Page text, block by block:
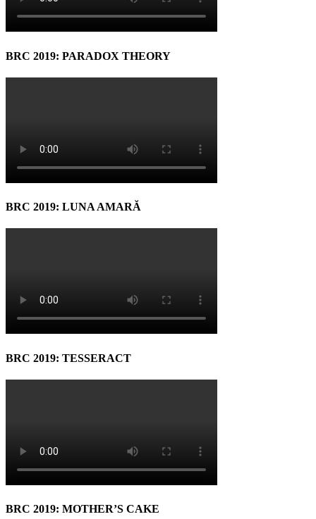
BRC 2019: PARADOX THEORY
BRC 2019: LUNA AMARĂ
BRC 2019: TESSERACT
BRC 2019: MOTHER’S CAKE